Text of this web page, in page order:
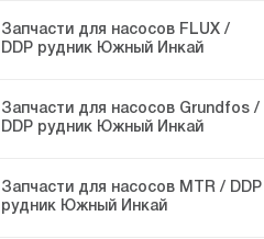
Запчасти для насосов FLUX /
DDP рудник Южный Инкай
Запчасти для насосов Grundfos /
DDP рудник Южный Инкай
Запчасти для насосов МТR / DDP
рудник Южный Инкай